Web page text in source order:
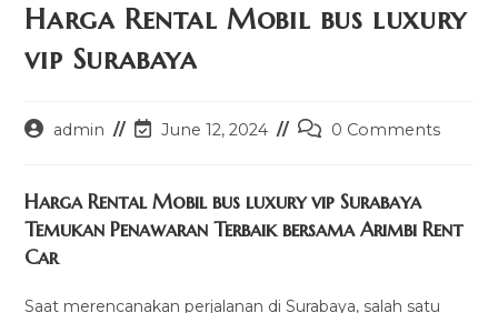
Harga Rental Mobil bus luxury
vip Surabaya
Postadmin
PostJune 12, 2024
Post0 Comments
Harga Rental Mobil bus luxury vip Surabaya
Temukan Penawaran Terbaik bersama Arimbi Rent
Car
Saat merencanakan perjalanan di Surabaya, salah satu